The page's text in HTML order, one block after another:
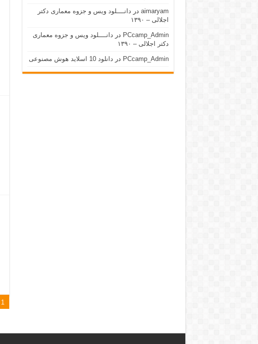
1
aimaryam در دانــــلود ویس و جزوه معماری دکتر
اجلالی – ۱۳۹۰
PCcamp_Admin در دانــــلود ویس و جزوه معماری
دکتر اجلالی – ۱۳۹۰
PCcamp_Admin در دانلود 10 اسلاید هوش مصنوعی